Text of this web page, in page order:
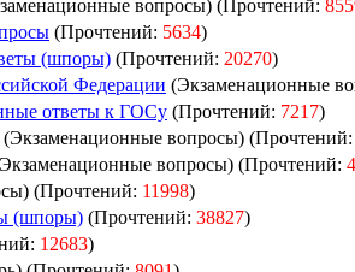
вопросы) (Прочтений:
(Прочтений: 5634)
(шпоры) (Прочтений: 20270)
Федерации (Экзаменационные
ответы к ГОСу (Прочтений: 7217)
(Экзаменационные вопросы) (Прочтений:
вопросы) (Прочтений:
(Прочтений: 11998)
(шпоры) (Прочтений: 38827)
12683)